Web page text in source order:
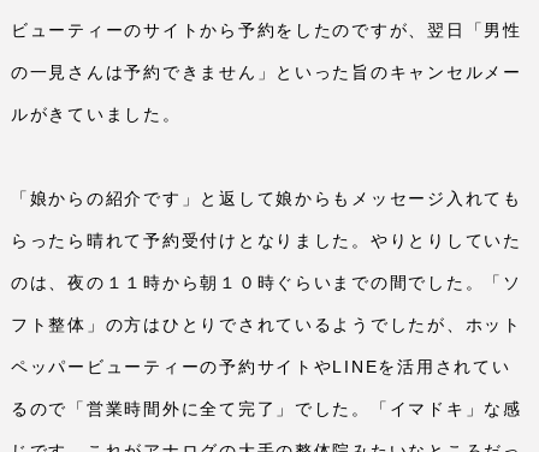
ビューティーのサイトから予約をしたのですが、翌日「男性
の一見さんは予約できません」といった旨のキャンセルメー
ルがきていました。
「娘からの紹介です」と返して娘からもメッセージ入れても
らったら晴れて予約受付けとなりました。やりとりしていた
のは、夜の１１時から朝１０時ぐらいまでの間でした。「ソ
フト整体」の方はひとりでされているようでしたが、ホット
ペッパービューティーの予約サイトやLINEを活用されてい
るので「営業時間外に全て完了」でした。「イマドキ」な感